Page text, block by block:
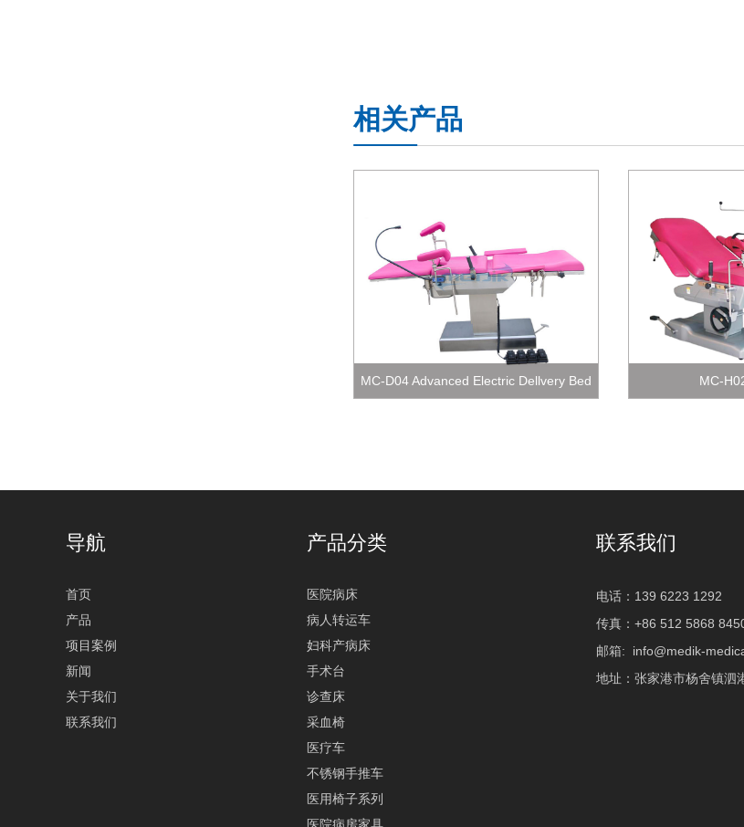
相关产品
MC-D04 Advanced Electric Dellvery Bed MC-
导航
首页
产品
项目案例
新闻
关于我们
联系我们
产品分类
医院病床
病人转运车
妇科产病床
手术台
诊查床
采血椅
医疗车
不锈钢手推车
医用椅子系列
联系我们
电话：139 6223 1292
传真：+86 512 5868
邮箱: info@medik-
地址：张家港市杨舍镇泗